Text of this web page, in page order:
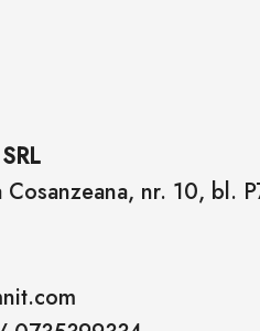
nr. 10, bl.